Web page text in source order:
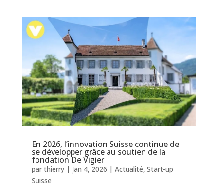
En 2026, l’innovation Suisse continue de
se développer grâce au soutien de la
fondation De Vigier
par thierry| Jan 4, 2026 | Actualité, Start-up
Suisse